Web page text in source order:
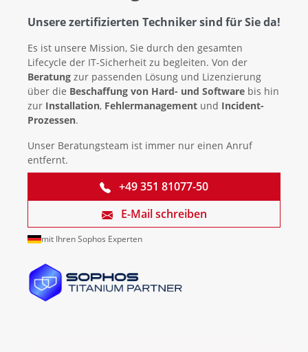
Unsere zertifizierten Techniker sind für Sie da!
Es ist unsere Mission, Sie durch den gesamten
Lifecycle der IT-Sicherheit zu begleiten. Von der
Beratung zur passenden Lösung und Lizenzierung
über die Beschaffung von Hard- und Software bis hin
zur Installation, Fehlermanagement und Incident-
Prozessen.
Unser Beratungsteam ist immer nur einen Anruf
entfernt.
+49 351 81077-50
E-Mail schreiben
mit Ihren Sophos Experten